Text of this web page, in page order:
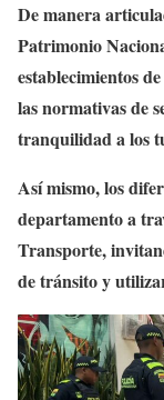
De manera
Patrimonio
establecimientos
las normativas de
tranquilidad a los
Así mismo, los
departamento a
Transporte,
de tránsito y